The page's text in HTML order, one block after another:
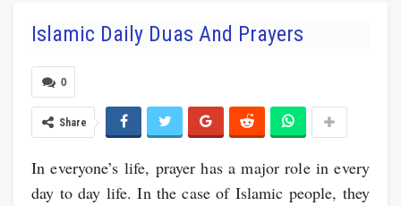
Islamic Daily Duas And Prayers
0
Share
In everyone’s life, prayer has a major role in every
day to day life. In the case of Islamic people, they